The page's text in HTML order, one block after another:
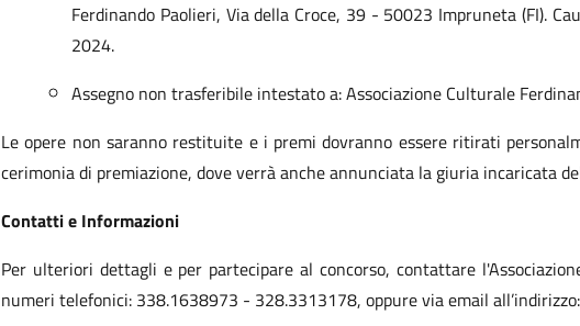
Ferdinando Paolieri, Via della Croce, 39 - 50023 Impruneta (FI).
2024.
Assegno non trasferibile intestato a: Associazione Culturale
Le opere non saranno restituite e i premi dovranno essere ritirati
cerimonia di premiazione, dove verrà anche annunciata la giuria incaricata
Contatti e Informazioni
Per ulteriori dettagli e per partecipare al concorso, contattare
numeri telefonici: 338.1638973 - 328.3313178, oppure via email